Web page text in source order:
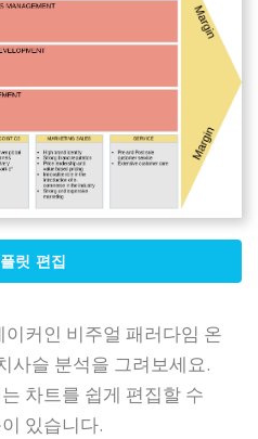
릿 편집
커인 비주얼 패러다임 온
사슬 분석을 그려보세요.
차트를 쉽게 편집할 수
있습니다.